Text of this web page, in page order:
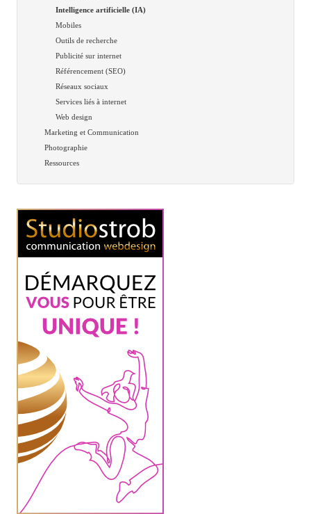
Intelligence artificielle (IA)
Mobiles
Outils de recherche
Publicité sur internet
Référencement (SEO)
Réseaux sociaux
Services liés à internet
Web design
Marketing et Communication
Photographie
Ressources